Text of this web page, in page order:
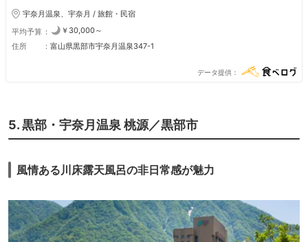
宇奈月温泉、宇奈月 / 旅館・民宿
平均予算
￥30,000～
住所
富山県黒部市宇奈月温泉347-1
データ提供
5. 黒部・宇奈月温泉 桃源／黒部市
風情ある川床露天風呂の非日常感が魅力